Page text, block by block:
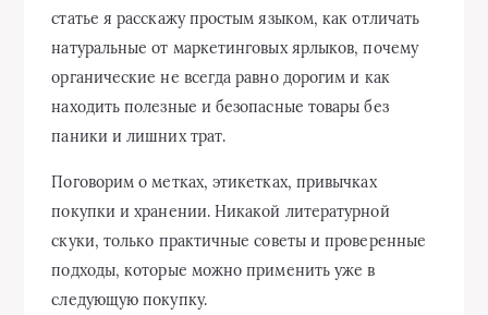
статье я расскажу простым языком, как отличать
натуральные от маркетинговых ярлыков, почему
органические не всегда равно дорогим и как
находить полезные и безопасные товары без
паники и лишних трат.
Поговорим о метках, этикетках, привычках
покупки и хранении. Никакой литературной
скуки, только практичные советы и проверенные
подходы, которые можно применить уже в
следующую покупку.